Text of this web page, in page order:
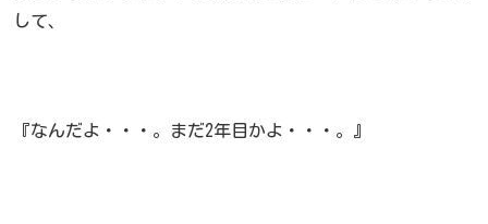
して、
『なんだよ・・・。まだ2年目かよ・・・。』